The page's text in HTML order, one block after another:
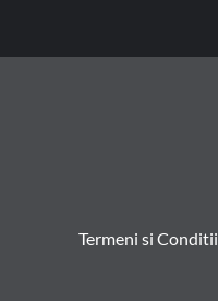
Termeni si Conditii